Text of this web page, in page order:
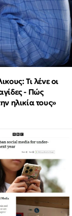
Τι λένε οι
- Πώς
ηλικία τους»